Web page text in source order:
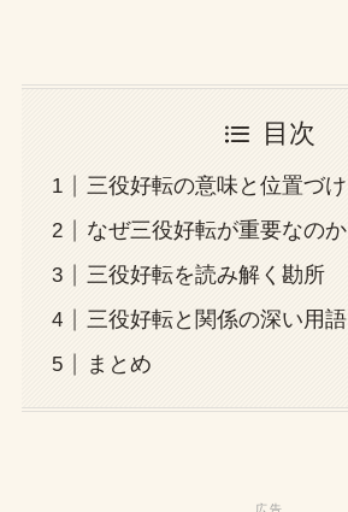
目次
三役好転の意味と位置づけ
なぜ三役好転が重要なのか
三役好転を読み解く勘所
三役好転と関係の深い用語
まとめ